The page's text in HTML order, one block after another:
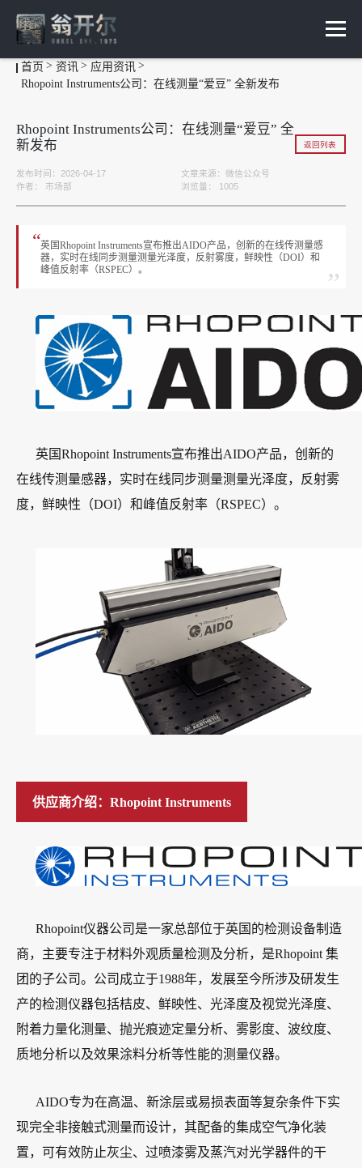
首页 资讯
应用资讯
Rhopoint Instruments公司：在线测量“爱豆” 全新发布
Rhopoint Instruments公司：在线测量“爱豆” 全
新发布
返回列表
发布时间：2026-04-17 文章来源： ​微信公众号
作者：
市场部 浏览量： 1005
“​英国Rhopoint Instruments宣布推出AIDO产品，创新的在线传测量感
器，实时在线同步测量测量光泽度，反射雾度，鲜映性（DOI）和
峰值反射率（RSPEC）。
”
英国Rhopoint Instruments宣布推出AIDO产品，创新的
在线传测量感器，实时在线同步测量测量光泽度，反射雾
度，鲜映性（DOI）和峰值反射率（RSPEC）。
供应商介绍： Rhopoint Instruments
Rhopoint仪器公司是一家总部位于英国的检测设备制造
商，主要专注于材料外观质量检测及分析，是Rhopoint 集
团的子公司。公司成立于1988年，发展至今所涉及研发生
产的检测仪器包括桔皮、鲜映性、光泽度及视觉光泽度、
附着力量化测量、抛光痕迹定量分析、雾影度、波纹度、
质地分析以及效果涂料分析等性能的测量仪器。
AIDO专为在高温、新涂层或易损表面等复杂条件下实
现完全非接触式测量而设计，其配备的集成空气净化装
置，可有效防止灰尘、过喷漆雾及蒸汽对光学器件的干